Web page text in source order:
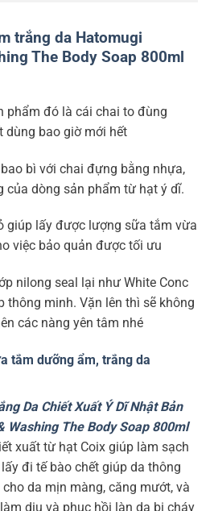
trắng da Hatomugi
The Body Soap 800ml
phẩm đó là cái chai to đùng
dùng bao giờ mới hết
bì với chai đựng bằng nhựa,
của dòng sản phẩm từ hạt ý dĩ.
giúp lấy được lượng sữa tắm vừa
việc bảo quản được tối ưu
nilong seal lại như White Conc
thông minh. Vặn lên thì sẽ không
các nàng yên tâm nhé
tắm dưỡng ẩm, trắng da
Da Chiết Xuất Ý Dĩ Nhật Bản
Washing The Body Soap 800ml
xuất từ hạt Coix giúp làm sạch
đi tế bào chết giúp da thông
da mịn màng, căng mướt, và
dịu và phục hồi làn da bị cháy